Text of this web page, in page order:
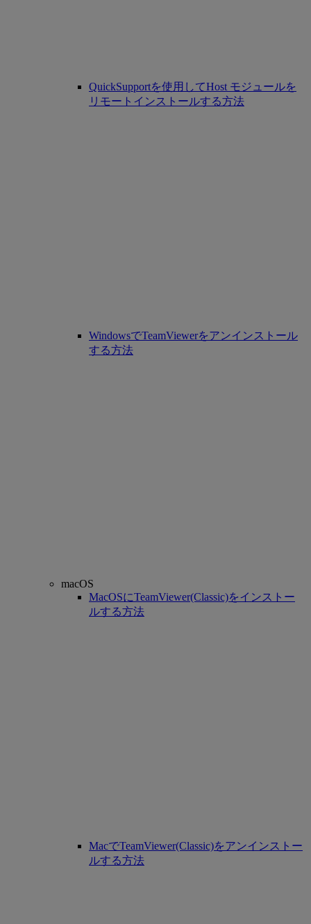
QuickSupportを使用してHost モジュールを
リモートインストールする方法
WindowsでTeamViewerをアンインストール
する方法
macOS
MacOSにTeamViewer(Classic)をインストー
ルする方法
MacでTeamViewer(Classic)をアンインストー
ルする方法